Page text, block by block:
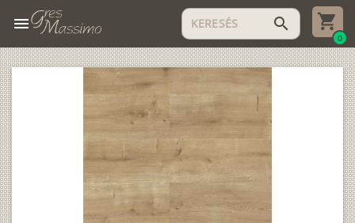
menu search
0